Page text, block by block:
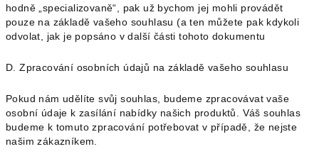
hodně „specializovaně“, pak už bychom jej mohli provádět
pouze na základě vašeho souhlasu (a ten můžete pak kdykoli
odvolat, jak je popsáno v další části tohoto dokumentu
D. Zpracování osobních údajů na základě vašeho souhlasu
Pokud nám udělíte svůj souhlas, budeme zpracovávat vaše
osobní údaje k zasílání nabídky našich produktů. Váš souhlas
budeme k tomuto zpracování potřebovat v případě, že nejste
našim zákazníkem.